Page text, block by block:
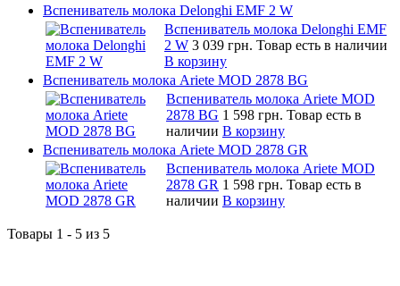
Вспениватель молока Delonghi EMF 2 W
Вспениватель молока Delonghi EMF
2 W 3 039 грн. Товар есть в наличии
В корзину
Вспениватель молока Ariete MOD 2878 BG
Вспениватель молока Ariete MOD
2878 BG 1 598 грн. Товар есть в
наличии В корзину
Вспениватель молока Ariete MOD 2878 GR
Вспениватель молока Ariete MOD
2878 GR 1 598 грн. Товар есть в
наличии В корзину
Товары 1 - 5 из 5